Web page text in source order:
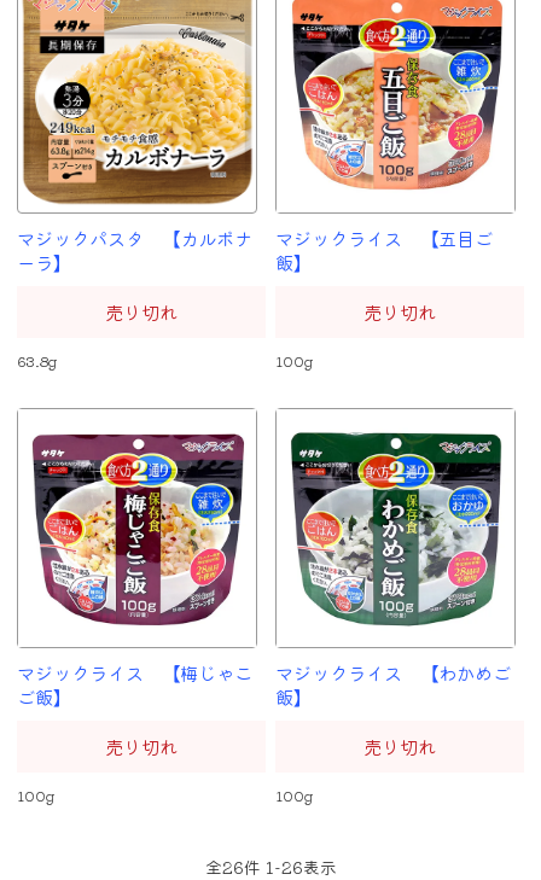
マジックパスタ 【カルボナ
ーラ】
売り切れ
63.8g
マジックライス 【五目ご
飯】
売り切れ
100g
マジックライス 【梅じゃこ
ご飯】
売り切れ
100g
マジックライス 【わかめご
飯】
売り切れ
100g
全26件 1-26表示